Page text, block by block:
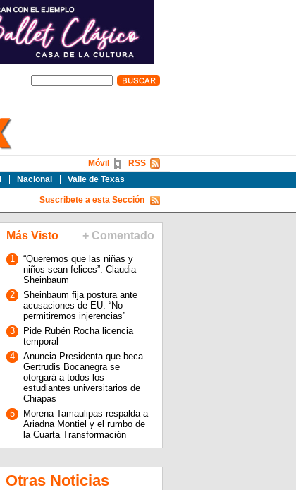
Nacional Valle de Texas
RSS
Móvil
Suscribete a esta Sección
Más Visto + Comentado
1
“Queremos que las niñas y
niños sean felices”: Claudia
Sheinbaum
2
Sheinbaum fija postura ante
acusaciones de EU: “No
permitiremos injerencias”
3
Pide Rubén Rocha licencia
temporal
4
Anuncia Presidenta que beca
Gertrudis Bocanegra se
otorgará a todos los
estudiantes universitarios de
Chiapas
5
Morena Tamaulipas respalda a
Ariadna Montiel y el rumbo de
la Cuarta Transformación
Otras Noticias